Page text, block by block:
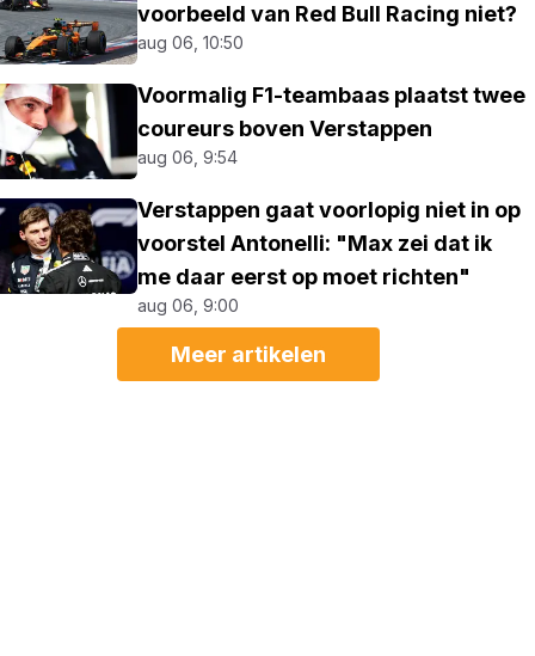
voorbeeld van Red Bull Racing niet?
aug 06, 10:50
Voormalig F1-teambaas plaatst twee
coureurs boven Verstappen
aug 06, 9:54
Verstappen gaat voorlopig niet in op
voorstel Antonelli: "Max zei dat ik
me daar eerst op moet richten"
aug 06, 9:00
Meer artikelen